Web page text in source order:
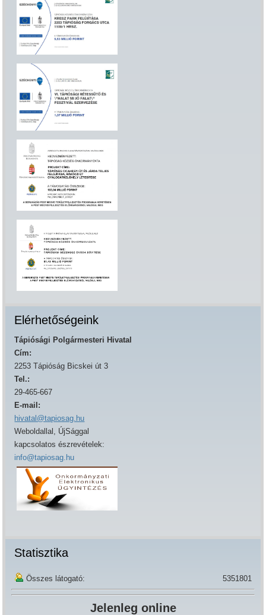
Elérhetőségeink
Tápiósági Polgármesteri Hivatal
Cím:
2253 Tápióság Bicskei út 3
Tel.:
29-465-667
E-mail:
hivatal@tapiosag.hu
Weboldallal, ÚjSággal
kapcsolatos észrevételek:
info@tapiosag.hu
Statisztika
Összes látogató: 5351801
Jelenleg online